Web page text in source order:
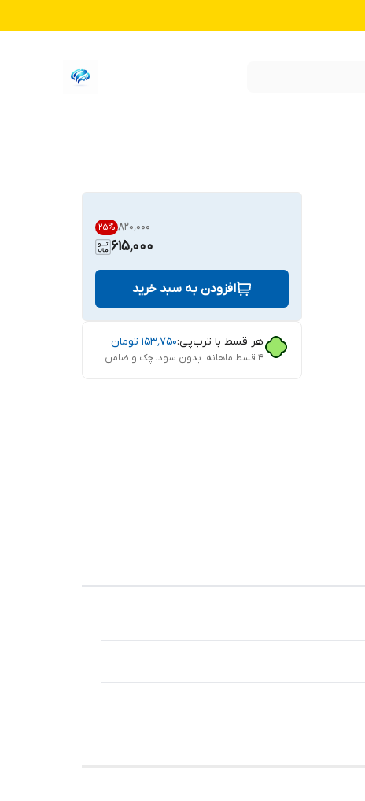
۸۲۰٬۰۰۰ 25%
615,000
افزودن به سبد خرید
هر قسط با ترب‌پی:۱۵۳٬۷۵۰ تومان
۴ قسط ماهانه. بدون سود، چک و ضامن.